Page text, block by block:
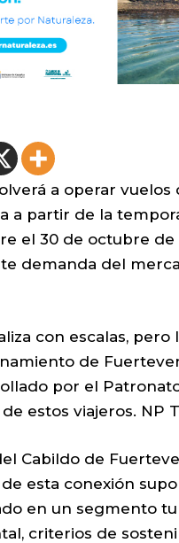
a operar vuelos
a partir de la
el 30 de octubre
demanda del
con escalas,
de
por el
estos viajeros. NP
Cabildo de
esta conexión
en un segmento
criterios de